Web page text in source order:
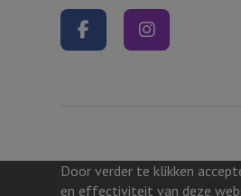
Door verder te klikken
en effectiviteit van deze
Volg ons op
©2026, Zutphen